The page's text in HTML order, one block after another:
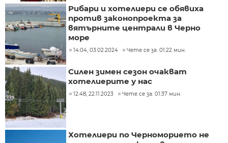
Рибари и хотелиери се обявиха
против законопроекта за
вятърните централи в Черно
море
14:04, 03.02.2024 Чете се за: 01:22 мин.
Силен зимен сезон очакват
хотелиерите у нас
12:48, 22.11.2023 Чете се за: 01:37 мин.
Хотелиери по Черноморието не